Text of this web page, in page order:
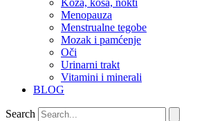
Koža, kosa, nokti
Menopauza
Menstrualne tegobe
Mozak i pamćenje
Oči
Urinarni trakt
Vitamini i minerali
BLOG
Search